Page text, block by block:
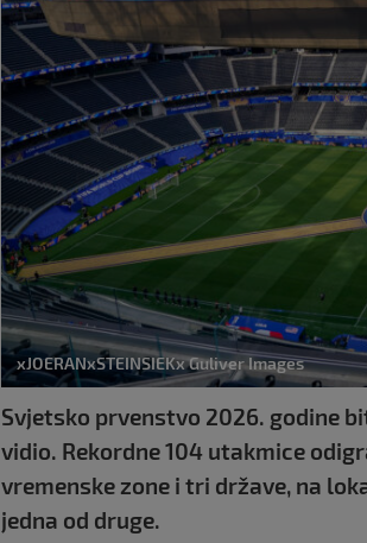
xJOERANxSTEINSIEKx Guliver Images
Svjetsko prvenstvo 2026. godine
vidio. Rekordne 104 utakmice
vremenske zone i tri države, na
jedna od druge.